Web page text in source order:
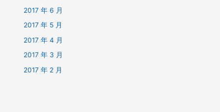
2017 年 6 月
2017 年 5 月
2017 年 4 月
2017 年 3 月
2017 年 2 月